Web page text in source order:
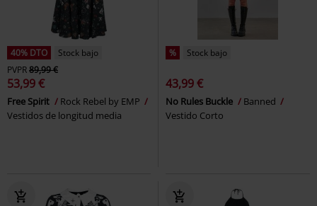
40% DTO
Stock bajo
PVPR89,99 €
53,99 €
Free Spirit
Rock Rebel by EMP
Vestidos de longitud media
% Stock bajo
43,99 €
No Rules Buckle
Banned
Vestido Corto